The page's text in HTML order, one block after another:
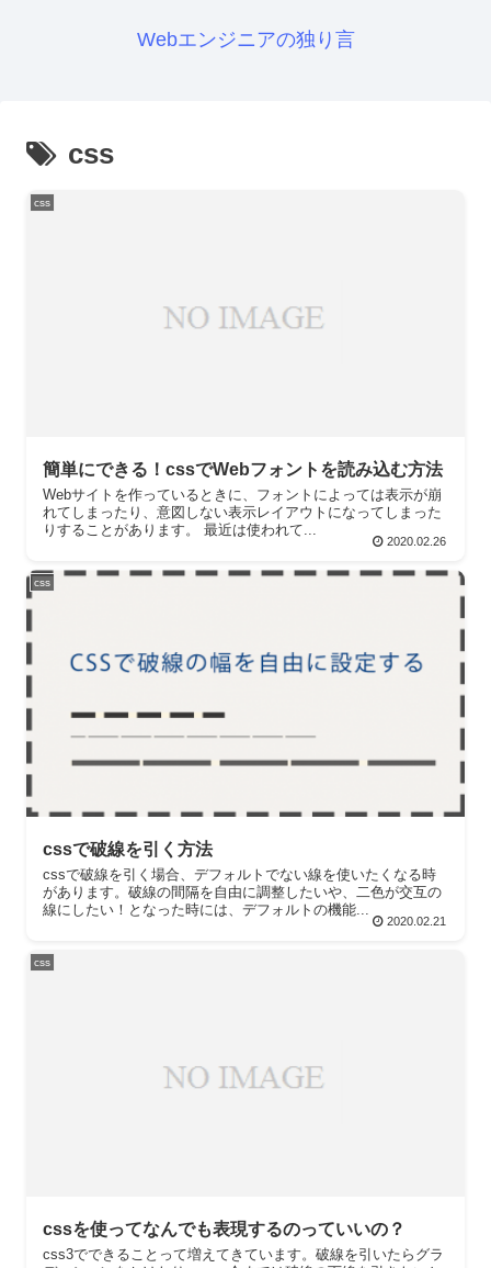
Webエンジニアの独り言
css
css
簡単にできる！cssでWebフォントを読み込む方法
Webサイトを作っているときに、フォントによっては表示が崩
れてしまったり、意図しない表示レイアウトになってしまった
りすることがあります。 最近は使われて...
2020.02.26
css
cssで破線を引く方法
cssで破線を引く場合、デフォルトでない線を使いたくなる時
があります。破線の間隔を自由に調整したいや、二色が交互の
線にしたい！となった時には、デフォルトの機能...
2020.02.21
css
cssを使ってなんでも表現するのっていいの？
css3でできることって増えてきています。破線を引いたらグラ